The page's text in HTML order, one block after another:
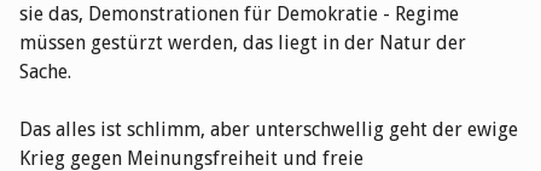
sie das, Demonstrationen für Demokratie - Regime
müssen gestürzt werden, das liegt in der Natur der
Sache.
Das alles ist schlimm, aber unterschwellig geht der ewige
Krieg gegen Meinungsfreiheit und freie